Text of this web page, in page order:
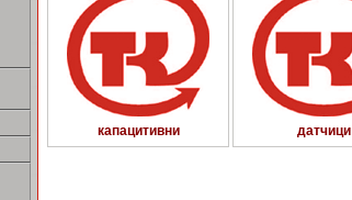
капацитивни датчици